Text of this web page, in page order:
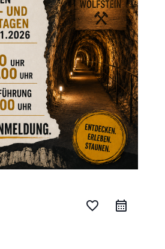
favorite_border